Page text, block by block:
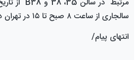
مرتبطدر سالن 35، 38 و B
سالجاری از ساعت ۸ صبح تا ۱۵ در تهران دایر است
انتهای پیام/